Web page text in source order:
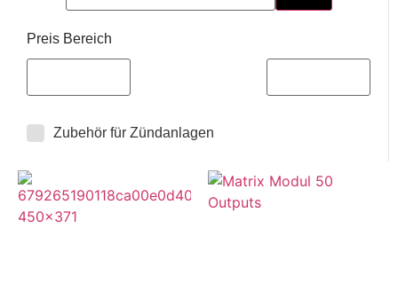
Preis Bereich
Zubehör für Zündanlagen